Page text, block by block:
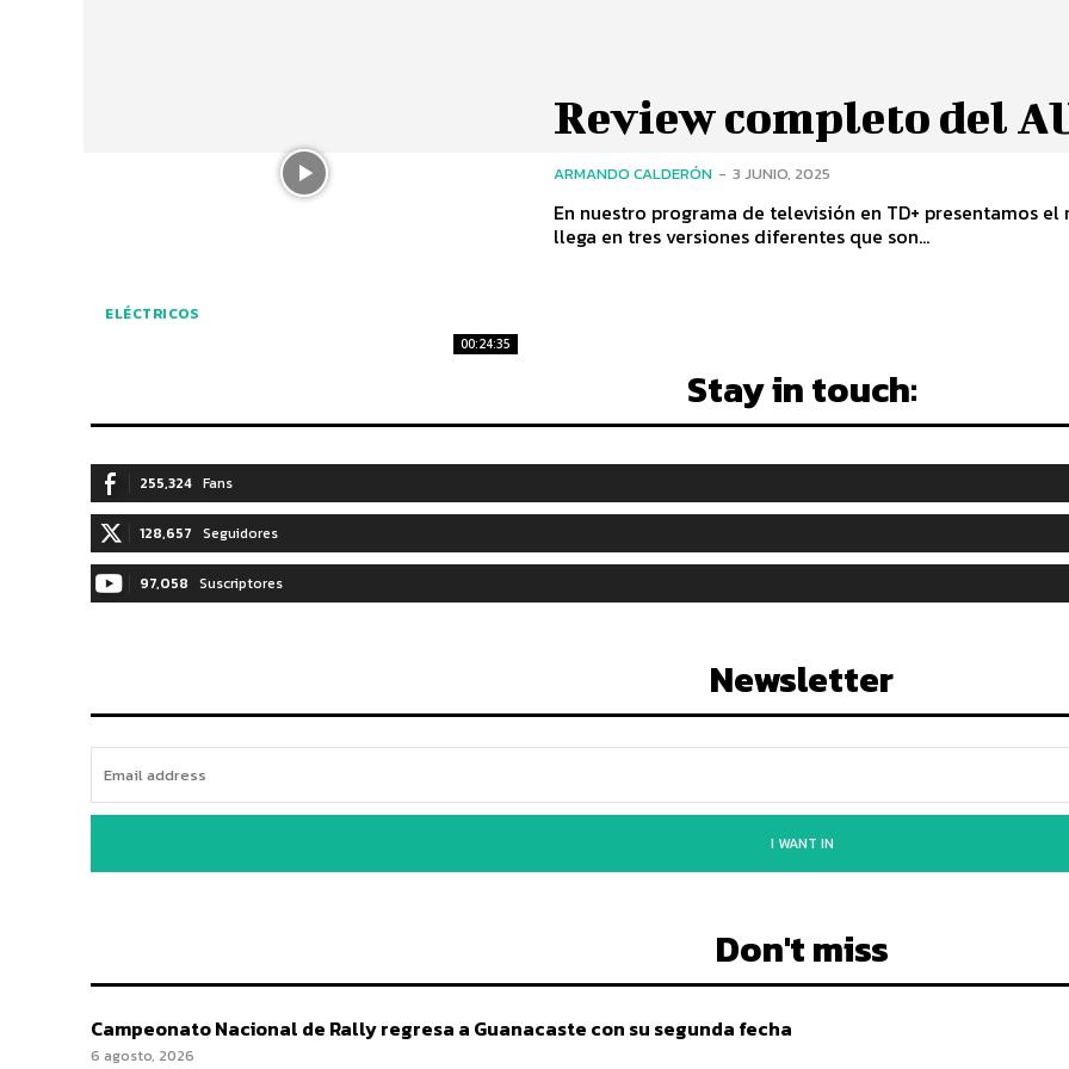
ELÉCTRICOS
00:24:35
Review completo del
ARMANDO CALDERÓN - 3 JUNIO, 2025
En nuestro programa de televisión en TD+ presentamos
llega en tres versiones diferentes que son...
Stay in touch:
255,324 Fans
128,657 Seguidores
97,058 Suscriptores
Newsletter
I WANT IN
Don't miss
Campeonato Nacional de Rally regresa a Guanacaste con su segunda fecha
6 agosto, 2026